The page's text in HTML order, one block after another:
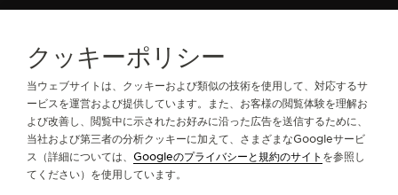
THE SOUND MAKER（サウンドメーカー）
ステラー・オデッセイ
プレシジョン・パイオニア
イベントの一覧はこちら
ブティックのご検索はこちら ブティック全店舗一覧
アウクスブルク
ジャガー・ルクルトについて
サービス
クッキーポリシー
当ウェブサイトは、クッキーおよび類似の技術を使用して、対応するサ
ービスを運営および提供しています。また、お客様の閲覧体験を理解お
よび改善し、閲覧中に示されたお好みに沿った広告を送信するために、
当社および第三者の分析クッキーに加えて、さまざまなGoogleサービ
ス（詳細については、 Googleのプライバシーと規約のサイト を参照し
てください）を使用しています。